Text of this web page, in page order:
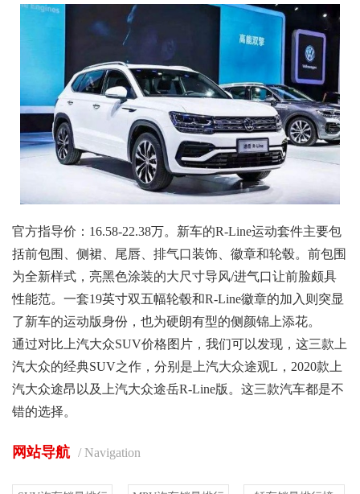
官方指导价：16.58-22.38万。新车的R-Line运动套件主要包
括前包围、侧裙、尾唇、排气口装饰、徽章和轮毂。前包围
为全新样式，亮黑色涂装的大尺寸导风/进气口让前脸颇具
性能范。一套19英寸双五幅轮毂和R-Line徽章的加入则突显
了新车的运动版身份，也为硬朗有型的侧颜锦上添花。
通过对比上汽大众SUV价格图片，我们可以发现，这三款上
汽大众的经典SUV之作，分别是上汽大众途观L，2020款上
汽大众途昂以及上汽大众途岳R-Line版。这三款汽车都是不
错的选择。
网站导航 / Navigation